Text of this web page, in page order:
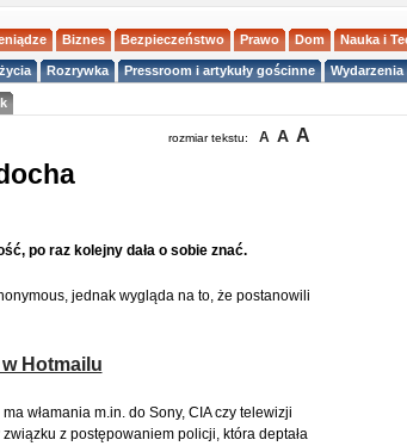
Biznes Bezpieczeństwo Prawo Dom Nauka i
Rozrywka Pressroom i artykuły gościnne
rozmiar tekstu: A A A
po raz kolejny dała o sobie znać.
jednak wygląda na to, że postanowili
Hotmailu
włamania m.in. do Sony, CIA czy telewizji
z postępowaniem policji, która deptała